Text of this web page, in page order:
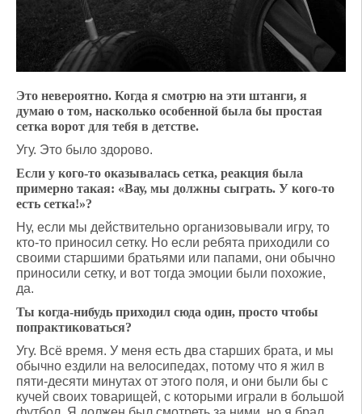
Это невероятно. Когда я смотрю на эти штанги, я
думаю о том, насколько особенной была бы простая
сетка ворот для тебя в детстве.
Угу. Это было здорово.
Если у кого-то оказывалась сетка, реакция была
примерно такая: «Вау, мы должны сыграть. У кого-то
есть сетка!»?
Ну, если мы действительно организовывали игру, то
кто-то приносил сетку. Но если ребята приходили со
своими старшими братьями или папами, они обычно
приносили сетку, и вот тогда эмоции были похожие,
да.
Ты когда-нибудь приходил сюда один, просто чтобы
попрактиковаться?
Угу. Всё время. У меня есть два старших брата, и мы
обычно ездили на велосипедах, потому что я жил в
пяти-десяти минутах от этого поля, и они были бы с
кучей своих товарищей, с которыми играли в большой